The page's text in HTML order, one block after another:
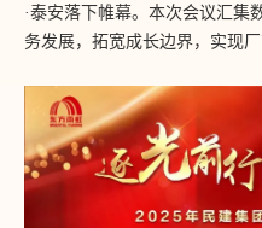
·泰安落下帷幕。本次会议汇集
务发展，拓宽成长边界，实现厂